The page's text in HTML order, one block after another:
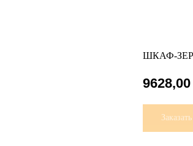
ШКАФ-
9628,00
Заказать